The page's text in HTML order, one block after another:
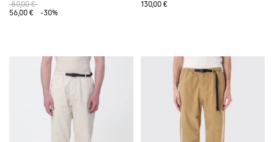
80,00 €
56,00 €
-30%
130,00 €